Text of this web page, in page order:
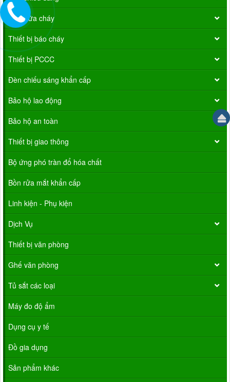
Vòi chữa cháy
Thiết bị báo cháy
Thiết bị PCCC
Đèn chiếu sáng khẩn cấp
Bảo hộ lao động
Bảo hộ an toàn
Thiết bị giao thông
Bộ ứng phó tràn đổ hóa chất
Bồn rửa mắt khẩn cấp
Linh kiện - Phụ kiện
Dịch Vụ
Thiết bị văn phòng
Ghế văn phòng
Tủ sắt các loại
Máy đo độ ẩm
Dụng cụ y tế
Đồ gia dụng
Sản phẩm khác